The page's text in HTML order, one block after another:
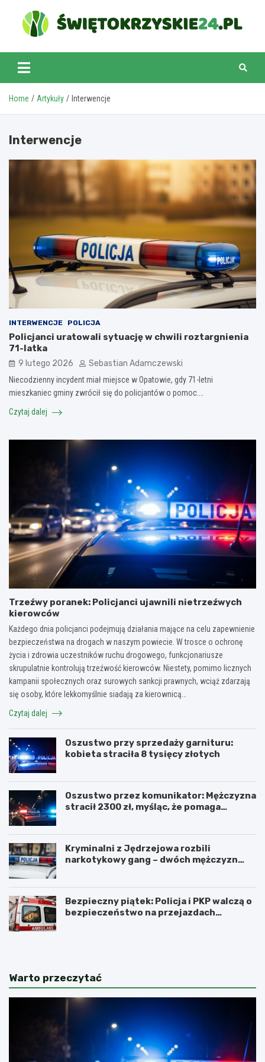
content
swietokrzyskie24.pl
Home Artykuły Interwencje
Interwencje
INTERWENCJE POLICJA
Policjanci uratowali sytuację w chwili roztargnienia
71-latka
9 lutego 2026 Sebastian Adamczewski
Niecodzienny incydent miał miejsce w Opatowie, gdy 71-letni
mieszkaniec gminy zwrócił się do policjantów o pomoc.…
Czytaj dalej
Trzeźwy poranek: Policjanci ujawnili nietrzeźwych
kierowców
Każdego dnia policjanci podejmują działania mające na celu zapewnienie
bezpieczeństwa na drogach w naszym powiecie. W trosce o ochronę
życia i zdrowia uczestników ruchu drogowego, funkcjonariusze
skrupulatnie kontrolują trzeźwość kierowców. Niestety, pomimo licznych
kampanii społecznych oraz surowych sankcji prawnych, wciąż zdarzają
się osoby, które lekkomyślnie siadają za kierownicą…
Czytaj dalej
Oszustwo przy sprzedaży garnituru:
kobieta straciła 8 tysięcy złotych
Oszustwo przez komunikator: Mężczyzna
stracił 2300 zł, myśląc, że pomaga
Kryminalni z Jędrzejowa rozbili
narkotykowy gang – dwóch mężczyzn
Bezpieczny piątek: Policja i PKP walczą o
bezpieczeństwo na przejazdach
Warto przeczytać